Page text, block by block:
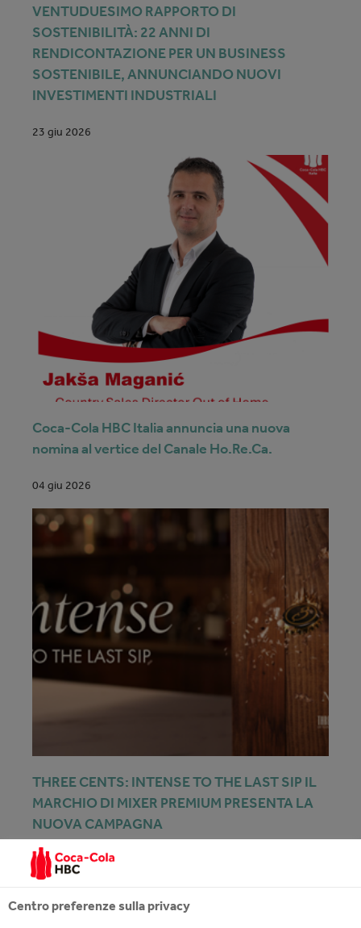
23 giu 2026
VENTUDUESIMO RAPPORTO DI
SOSTENIBILITÀ: 22 ANNI DI
RENDICONTAZIONE PER UN BUSINESS
SOSTENIBILE, ANNUNCIANDO NUOVI
INVESTIMENTI INDUSTRIALI
04 giu 2026
Coca-Cola HBC Italia annuncia una nuova
nomina al vertice del Canale Ho.Re.Ca.
04 mag 2026
THREE CENTS: INTENSE TO THE LAST SIP IL
MARCHIO DI MIXER PREMIUM PRESENTA LA
NUOVA CAMPAGNA
Centro preferenze sulla privacy